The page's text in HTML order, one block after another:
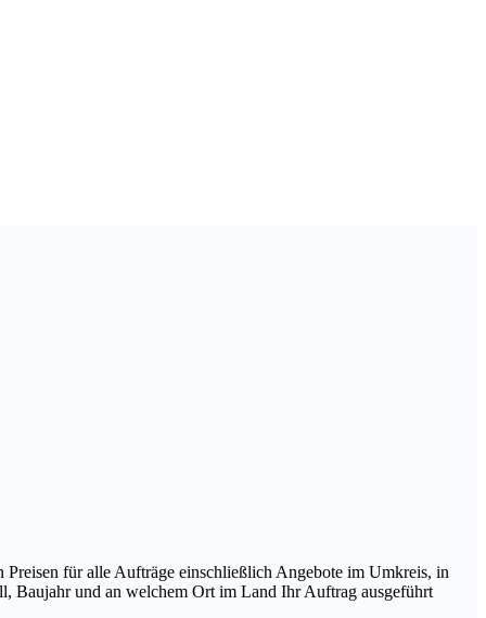
für alle Aufträge einschließlich Angebote im Umkreis, in
Baujahr und an welchem Ort im Land Ihr Auftrag ausgeführt